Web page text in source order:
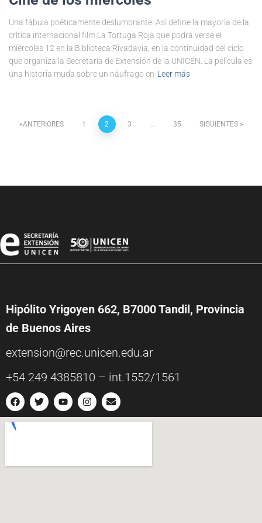
Una fábula poéticamente deslumbrante. Así define la mayoría de la
crítica internacional film La Tortuga Roja que podrá verse el
miércoles 12 en la Biblioteca Rivadavia, en la continuidad del ciclo
que organiza la Secretaría de Extensión de la UNICEN. La película es
una historia muda sobre un náufrago en Leer más
ANTERIORES 1 2 3 … 35 SIGUIENTES
Hipólito Yrigoyen 662, B7000 Tandil, Provincia
de Buenos Aires
extension@rec.unicen.edu.ar
+54 249 4385810 – int.1552/1561